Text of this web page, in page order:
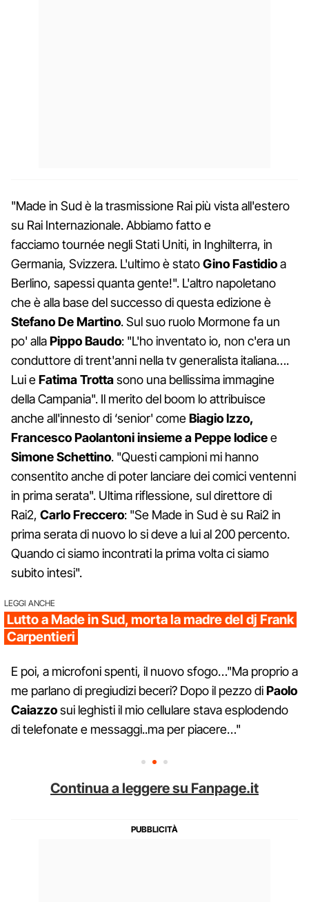
"Made in Sud è la trasmissione Rai più vista all'estero
su Rai Internazionale. Abbiamo fatto e
facciamo tournée negli Stati Uniti, in Inghilterra, in
Germania, Svizzera. L'ultimo è statoGino Fastidioa
Berlino, sapessi quanta gente!". L'altro napoletano
che è alla base del successo di questa edizione è
Stefano De Martino. Sul suo ruolo Mormone fa un
po' allaPippo Baudo: "L'ho inventato io, non c'era un
conduttore di trent'anni nella tv generalista italiana….
Lui eFatima Trottasono una bellissima immagine
della Campania". Il merito del boom lo attribuisce
anche all'innesto di ‘senior' comeBiagio Izzo,
Francesco Paolantoni insieme a Peppe Iodicee
Simone Schettino. "Questi campioni mi hanno
consentito anche di poter lanciare dei comici ventenni
in prima serata". Ultima riflessione, sul direttore di
Rai2, Carlo Freccero: "Se Made in Sud è su Rai2 in
prima serata di nuovo lo si deve a lui al 200 percento.
Quando ci siamo incontrati la prima volta ci siamo
subito intesi".
LEGGI ANCHE
Lutto a Made in Sud, morta la madre del dj Frank
Carpentieri
E poi, a microfoni spenti, il nuovo sfogo…"Ma proprio a
me parlano di pregiudizi beceri? Dopo il pezzo diPaolo
Caiazzosui leghisti il mio cellulare stava esplodendo
di telefonate e messaggi..ma per piacere…"
Continua a leggere su Fanpage.it